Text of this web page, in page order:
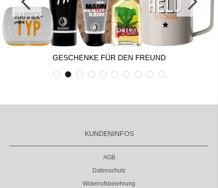
GESCHENKE FÜR DEN FREUND
KUNDENINFOS
AGB
Datenschutz
Widerrufsbelehrung